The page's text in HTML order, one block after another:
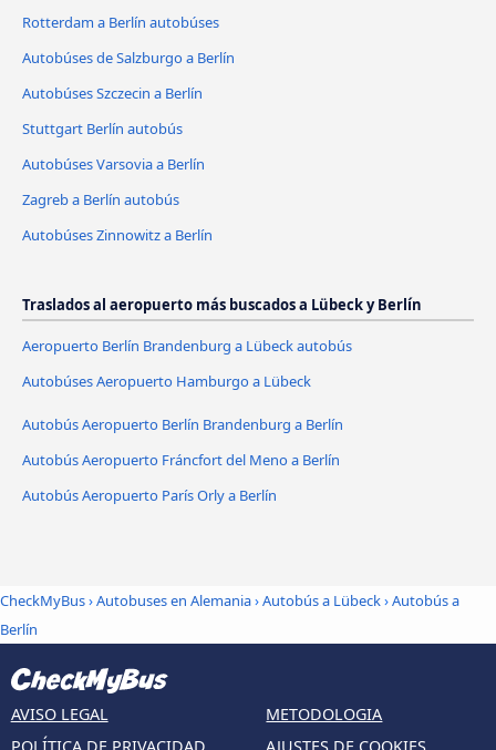
Rotterdam a Berlín autobúses
Autobúses de Salzburgo a Berlín
Autobúses Szczecin a Berlín
Stuttgart Berlín autobús
Autobúses Varsovia a Berlín
Zagreb a Berlín autobús
Autobúses Zinnowitz a Berlín
Traslados al aeropuerto más buscados a Lübeck y Berlín
Aeropuerto Berlín Brandenburg a Lübeck autobús
Autobúses Aeropuerto Hamburgo a Lübeck
Autobús Aeropuerto Berlín Brandenburg a Berlín
Autobús Aeropuerto Fráncfort del Meno a Berlín
Autobús Aeropuerto París Orly a Berlín
CheckMyBus›Autobuses en Alemania›Autobús a Lübeck›Autobús a
Berlín
AVISO LEGAL
METODOLOGIA